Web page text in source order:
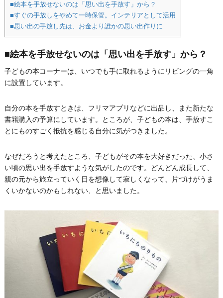
■絵本を手放せないのは「思い出を手放す」から？
■すぐの手放しをやめて一時保管。インテリアとして活用
■思い出の手放し先は、お金より誰かの思い出作りに
■絵本を手放せないのは「思い出を手放す」から？
子どもの本コーナーは、いつでも手に取れるようにリビングの一角
に設置しています。
自分の本を手放すときは、フリマアプリなどに出品し、また新たな
書籍購入の予算にしています。ところが、子どもの本は、手放すこ
とにものすごく抵抗を感じる自分に気がつきました。
なぜだろうと考えたところ、子どもがその本を大好きだった、小さ
い頃の思い出を手放すような気がしたのです。どんどん成長して、
親の元から旅立っていく日を想像して寂しくなって、片づけがうま
くいかないのかもしれない、と思いました。